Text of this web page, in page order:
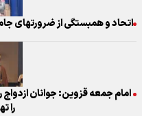
اتحاد و همبستگی از ضرورتهای
امام جمعه قزوین: جوانان ازدواج
را